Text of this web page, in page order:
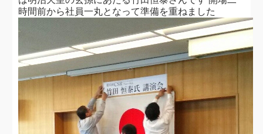
時間前から社員一丸となって準備を重ねました